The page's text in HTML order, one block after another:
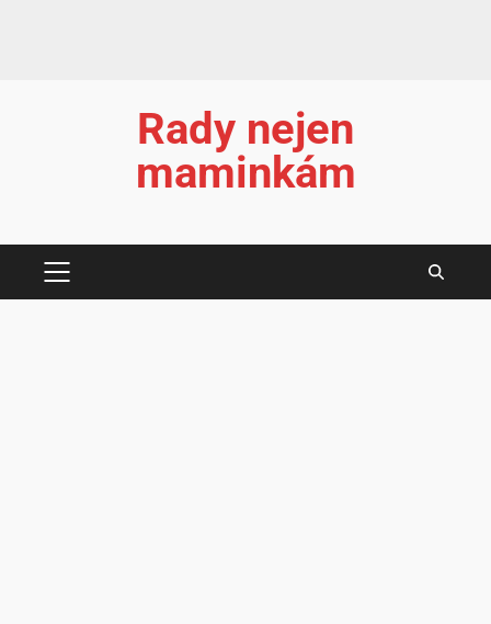
Rady nejen
maminkám